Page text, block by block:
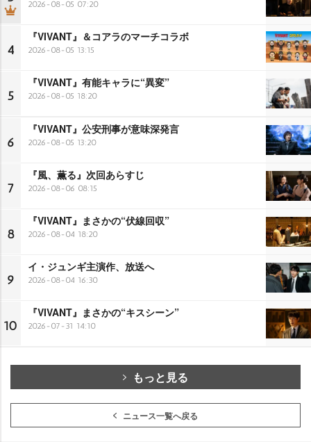
2026-08-05 07:20
4
『VIVANT』＆コアラのマーチコラボ
2026-08-05 13:15
5
『VIVANT』有能キャラに“異変”
2026-08-05 18:20
6
『VIVANT』公安刑事が意味深発言
2026-08-05 13:20
7
『風、薫る』次回あらすじ
2026-08-06 08:15
8
『VIVANT』まさかの“伏線回収”
2026-08-04 18:20
9
イ・ジュンギ主演作、放送へ
2026-08-04 16:30
10
『VIVANT』まさかの“キスシーン”
2026-07-31 14:10
もっと見る
ニュース一覧へ戻る